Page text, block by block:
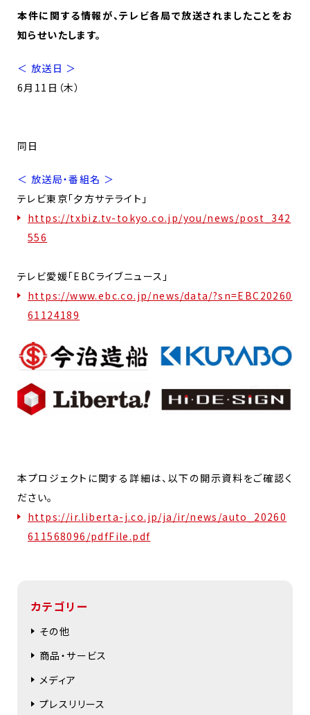
本件に関する情報が、テレビ各局で放送されましたことをお
知らせいたします。
＜ 放送日 ＞
6月11日（木）
同日
＜ 放送局・番組名 ＞
テレビ東京「夕方サテライト」
https://txbiz.tv-tokyo.co.jp/you/news/post_342
556
テレビ愛媛「EBCライブニュース」
https://www.ebc.co.jp/news/data/?sn=EBC20260
61124189
本プロジェクトに関する詳細は、以下の開示資料をご確認く
ださい。
https://ir.liberta-j.co.jp/ja/ir/news/auto_20260
611568096/pdfFile.pdf
カテゴリー
その他
商品・サービス
メディア
プレスリリース